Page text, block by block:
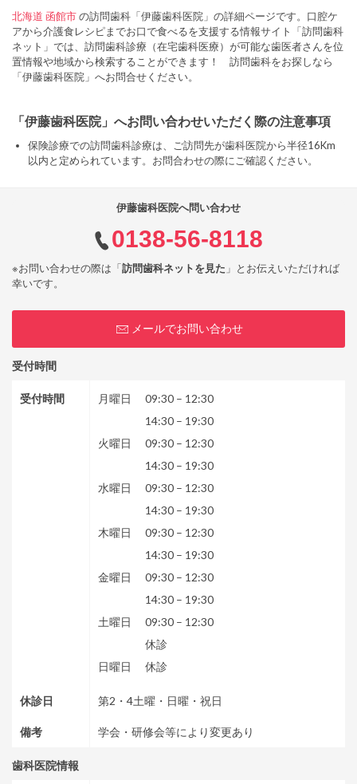
北海道 函館市の訪問歯科「伊藤歯科医院」の詳細ページです。口腔ケ
アから介護食レシピまでお口で食べるを支援する情報サイト「訪問歯科
ネット」では、訪問歯科診療（在宅歯科医療）が可能な歯医者さんを位
置情報や地域から検索することができます！ 訪問歯科をお探しなら
「伊藤歯科医院」へお問合せください。
「伊藤歯科医院」へお問い合わせいただく際の注意事項
保険診療での訪問歯科診療は、ご訪問先が歯科医院から半径16Km
以内と定められています。お問合わせの際にご確認ください。
伊藤歯科医院へ問い合わせ
0138-56-8118
※お問い合わせの際は「訪問歯科ネットを見た 」とお伝えいただければ
幸いです。
メールでお問い合わせ
受付時間
受付時間 月曜日 09:30 – 12:30
14:30 – 19:30
火曜日
09:30 – 12:30
14:30 – 19:30
水曜日
09:30 – 12:30
14:30 – 19:30
木曜日
09:30 – 12:30
14:30 – 19:30
金曜日
09:30 – 12:30
14:30 – 19:30
土曜日
09:30 – 12:30
休診
日曜日
休診
休診日 第2・4土曜・日曜・祝日
備考 学会・研修会等により変更あり
歯科医院情報